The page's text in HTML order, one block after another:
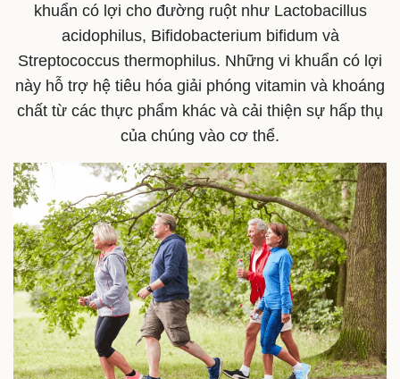
Thể thao
Bóng đá
Lịch thi đấu bóng đá
Thế giới thể thao
eSports
Hậu trường
Ô tô - Xe máy
Ô tô
Xe máy
Tư vấn
khuẩn có lợi cho đường ruột như Lactobacillus
acidophilus, Bifidobacterium bifidum và
Streptococcus thermophilus. Những vi khuẩn có lợi
này hỗ trợ hệ tiêu hóa giải phóng vitamin và khoáng
chất từ các thực phẩm khác và cải thiện sự hấp thụ
của chúng vào cơ thể.